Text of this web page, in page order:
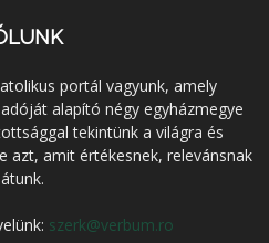
portál vagyunk, amely
alapító négy egyházmegye
tekintünk a világra és
azt, amit értékesnek, relevánsnak
szerk@verbum.ro